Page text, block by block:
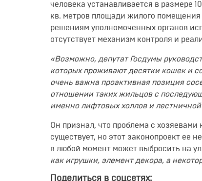
человека устанавливается в размере
кв. метров площади жилого
решениям уполномоченных органов
отсутствует механизм контроля и
«Возможно, депутат Госдумы
которых проживают десятки кошек и
очень важна проактивная позиция
отношении таких жильцов с
именно лифтовых холлов и
Он признал, что проблема с
существует, но этот законопроект ее
в любой момент может выбросить на
какигрушки, элемент декора, а
Поделиться в соцсетях: